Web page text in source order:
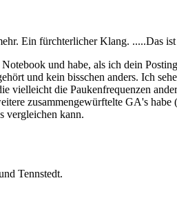
Ein fürchterlicher Klang. .....Das
und habe, als ich dein
und kein bisschen anders. Ich
vielleicht die Paukenfrequenzen
zusammengewürftelte GA's
vergleichen kann.
Tennstedt.